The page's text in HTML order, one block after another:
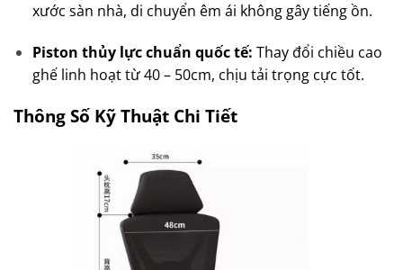
xước sàn nhà, di chuyển êm ái không gây tiếng ồn.
Piston thủy lực chuẩn quốc tế: Thay đổi chiều cao
ghế linh hoạt từ 40 – 50cm, chịu tải trọng cực tốt.
Thông Số Kỹ Thuật Chi Tiết